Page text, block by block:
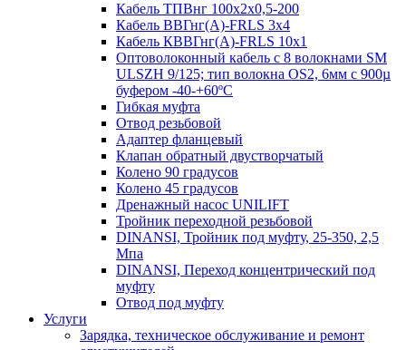
Кабель ТПВнг 100х2х0,5-200
Кабель ВВГнг(А)-FRLS 3х4
Кабель КВВГнг(А)-FRLS 10х1
Оптоволоконный кабель с 8 волокнами SM
ULSZH 9/125; тип волокна OS2, 6мм с 900µ
буфером -40-+60ºC
Гибкая муфта
Отвод резьбовой
Адаптер фланцевый
Клапан обратный двустворчатый
Колено 90 градусов
Колено 45 градусов
Дренажный насос UNILIFT
Тройник переходной резьбовой
DINANSI, Тройник под муфту, 25-350, 2,5
Мпа
DINANSI, Переход концентрический под
муфту
Отвод под муфту
Услуги
Зарядка, техническое обслуживание и ремонт